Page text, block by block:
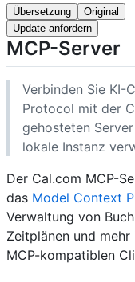
Übersetzung
Original
Update anfordern
MCP-Server
Verbinden Sie KI-
Protocol mit der
gehosteten
lokale Instanz
Der Cal.com MCP-
das Model Context
Verwaltung von
Zeitplänen und
MCP-kompatiblen